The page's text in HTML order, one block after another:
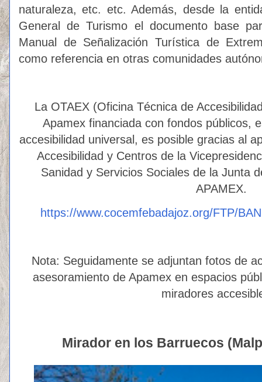
naturaleza, etc. etc. Además, desde la
General de Turismo el documento base
Manual de Señalización Turística de
como referencia en otras comunidades
La OTAEX (Oficina Técnica de
Apamex financiada con fondos públicos,
accesibilidad universal, es posible gracias al
Accesibilidad y Centros de la
Sanidad y Servicios Sociales de la Junta
APAMEX.
https://www.cocemfebadajoz.org/FTP/
Nota: Seguidamente se adjuntan fotos de
asesoramiento de Apamex en espacios
miradores
Mirador en los Barruecos